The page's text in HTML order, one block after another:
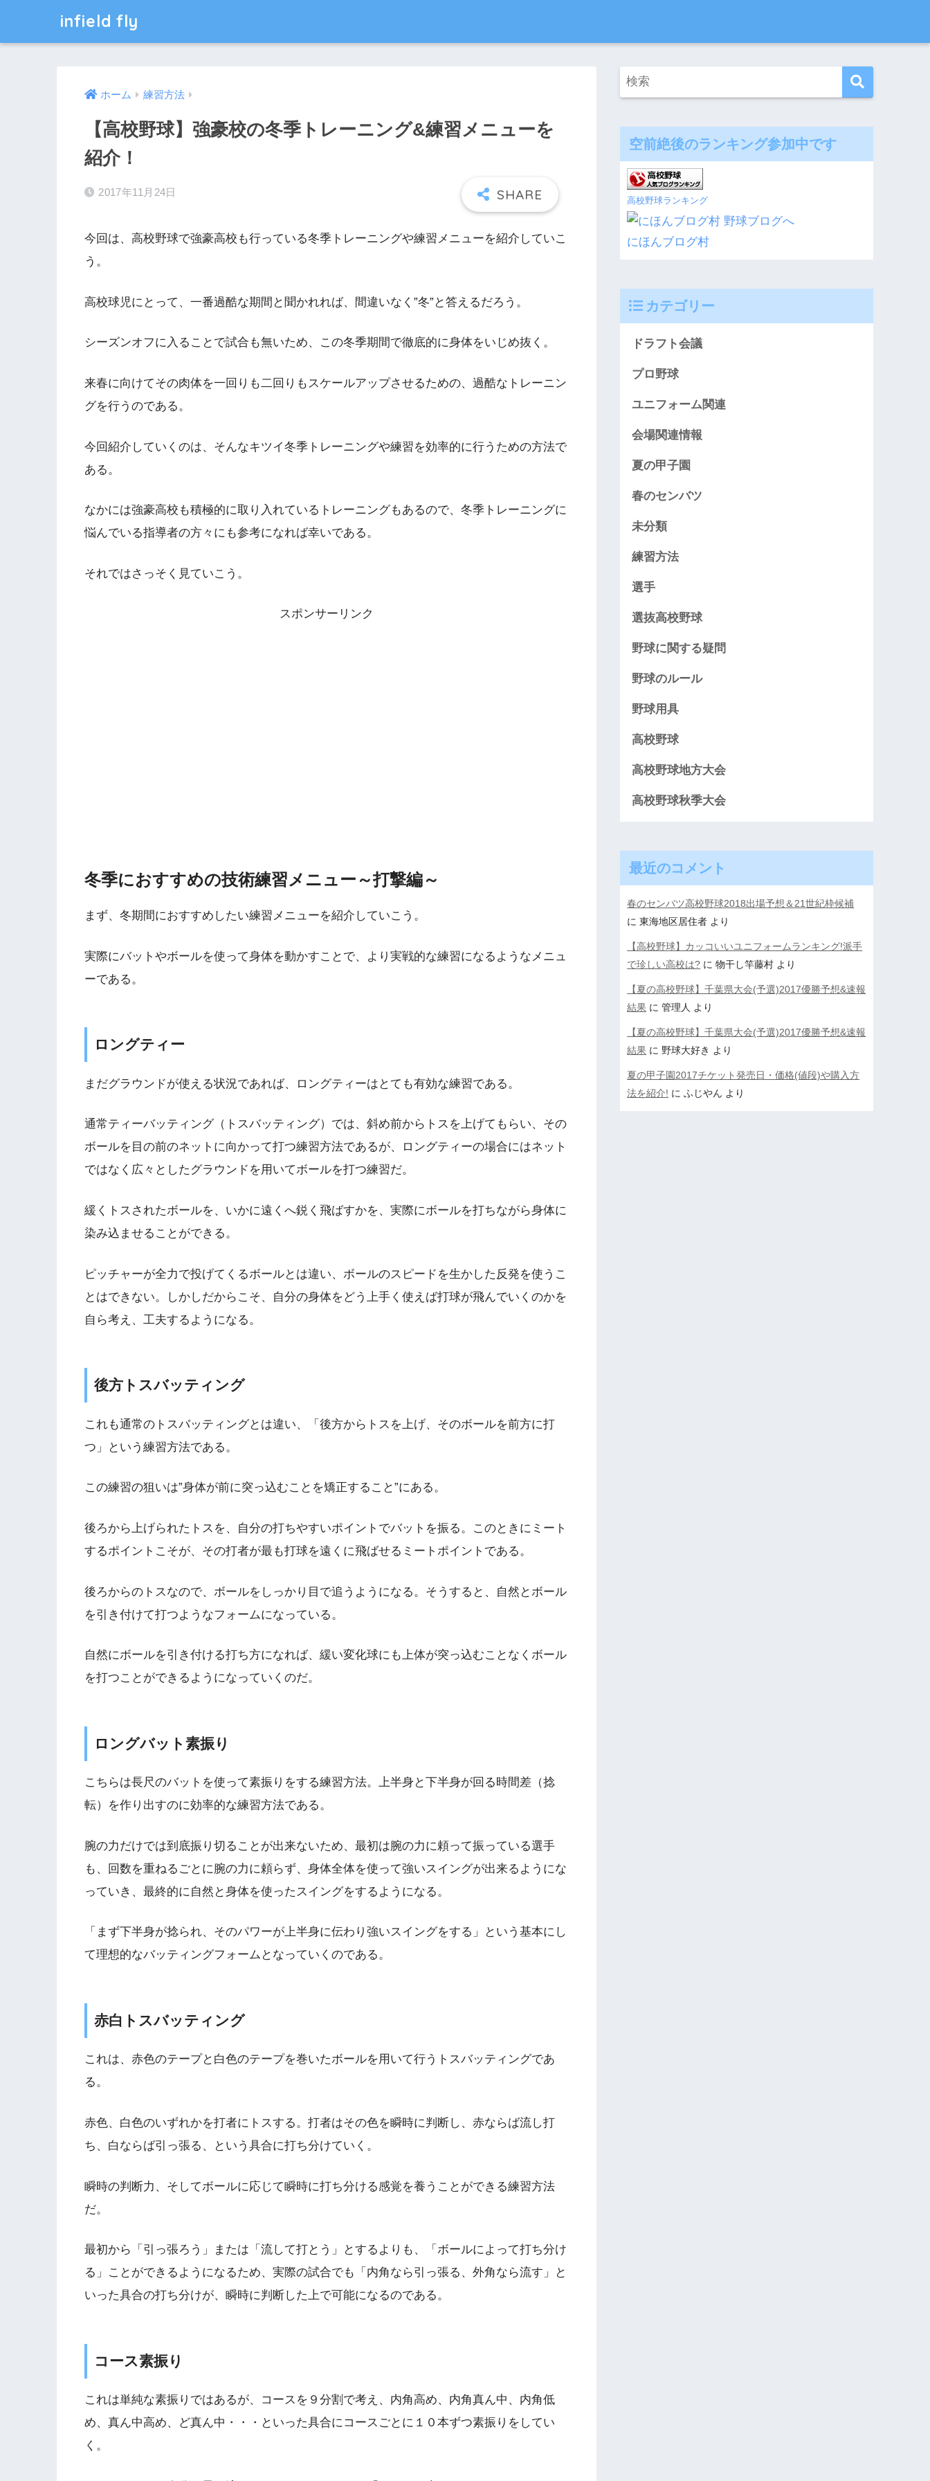
infield fly
ホーム 練習方法
【高校野球】強豪校の冬季トレーニング&練習メニューを
紹介！
2017年11月24日
今回は、高校野球で強豪高校も行っている冬季トレーニングや練習メニューを紹介していこ
う。
高校球児にとって、一番過酷な期間と聞かれれば、間違いなく”冬”と答えるだろう。
シーズンオフに入ることで試合も無いため、この冬季期間で徹底的に身体をいじめ抜く。
来春に向けてその肉体を一回りも二回りもスケールアップさせるための、過酷なトレーニン
グを行うのである。
今回紹介していくのは、そんなキツイ冬季トレーニングや練習を効率的に行うための方法で
ある。
なかには強豪高校も積極的に取り入れているトレーニングもあるので、冬季トレーニングに
悩んでいる指導者の方々にも参考になれば幸いである。
それではさっそく見ていこう。
スポンサーリンク
冬季におすすめの技術練習メニュー～打撃編～
まず、冬期間におすすめしたい練習メニューを紹介していこう。
実際にバットやボールを使って身体を動かすことで、より実戦的な練習になるようなメニュ
ーである。
ロングティー
まだグラウンドが使える状況であれば、ロングティーはとても有効な練習である。
通常ティーバッティング（トスバッティング）では、斜め前からトスを上げてもらい、その
ボールを目の前のネットに向かって打つ練習方法であるが、ロングティーの場合にはネット
ではなく広々としたグラウンドを用いてボールを打つ練習だ。
緩くトスされたボールを、いかに遠くへ鋭く飛ばすかを、実際にボールを打ちながら身体に
染み込ませることができる。
ピッチャーが全力で投げてくるボールとは違い、ボールのスピードを生かした反発を使うこ
とはできない。しかしだからこそ、自分の身体をどう上手く使えば打球が飛んでいくのかを
自ら考え、工夫するようになる。
後方トスバッティング
これも通常のトスバッティングとは違い、「後方からトスを上げ、そのボールを前方に打
つ」という練習方法である。
この練習の狙いは”身体が前に突っ込むことを矯正すること”にある。
後ろから上げられたトスを、自分の打ちやすいポイントでバットを振る。このときにミート
するポイントこそが、その打者が最も打球を遠くに飛ばせるミートポイントである。
後ろからのトスなので、ボールをしっかり目で追うようになる。そうすると、自然とボール
を引き付けて打つようなフォームになっている。
自然にボールを引き付ける打ち方になれば、緩い変化球にも上体が突っ込むことなくボール
を打つことができるようになっていくのだ。
ロングバット素振り
こちらは長尺のバットを使って素振りをする練習方法。上半身と下半身が回る時間差（捻
転）を作り出すのに効率的な練習方法である。
腕の力だけでは到底振り切ることが出来ないため、最初は腕の力に頼って振っている選手
も、回数を重ねるごとに腕の力に頼らず、身体全体を使って強いスイングが出来るようにな
っていき、最終的に自然と身体を使ったスイングをするようになる。
「まず下半身が捻られ、そのパワーが上半身に伝わり強いスイングをする」という基本にし
て理想的なバッティングフォームとなっていくのである。
赤白トスバッティング
これは、赤色のテープと白色のテープを巻いたボールを用いて行うトスバッティングであ
る。
赤色、白色のいずれかを打者にトスする。打者はその色を瞬時に判断し、赤ならば流し打
ち、白ならば引っ張る、という具合に打ち分けていく。
瞬時の判断力、そしてボールに応じて瞬時に打ち分ける感覚を養うことができる練習方法
だ。
最初から「引っ張ろう」または「流して打とう」とするよりも、「ボールによって打ち分け
る」ことができるようになるため、実際の試合でも「内角なら引っ張る、外角なら流す」と
いった具合の打ち分けが、瞬時に判断した上で可能になるのである。
コース素振り
これは単純な素振りではあるが、コースを９分割で考え、内角高め、内角真ん中、内角低
め、真ん中高め、ど真ん中・・・といった具合にコースごとに１０本ずつ素振りをしてい
く。
空前絶後のランキング参加中です
高校野球ランキング
にほんブログ村
カテゴリー
ドラフト会議
プロ野球
ユニフォーム関連
会場関連情報
夏の甲子園
春のセンバツ
未分類
練習方法
選手
選抜高校野球
野球に関する疑問
野球のルール
野球用具
高校野球
高校野球地方大会
高校野球秋季大会
最近のコメント
春のセンバツ高校野球2018出場予想＆21世紀枠候補
に東海地区居住者 より
【高校野球】カッコいいユニフォームランキング!派手
で珍しい高校は? に物干し竿藤村 より
【夏の高校野球】千葉県大会(予選)2017優勝予想&速報
結果 に管理人 より
【夏の高校野球】千葉県大会(予選)2017優勝予想&速報
結果 に 野球大好き より
夏の甲子園2017チケット発売日・価格(値段)や購入方
法を紹介! にふじやん より